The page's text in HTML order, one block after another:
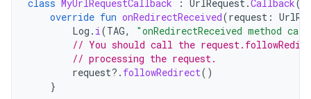
class MyUrlRequestCallback : UrlRequest.Callback()
override fun onRedirectReceived(request :
Log . i(TAG,
"onRedirectReceived method
// You should call the
// processing the request.
request?. followRedirect()
}